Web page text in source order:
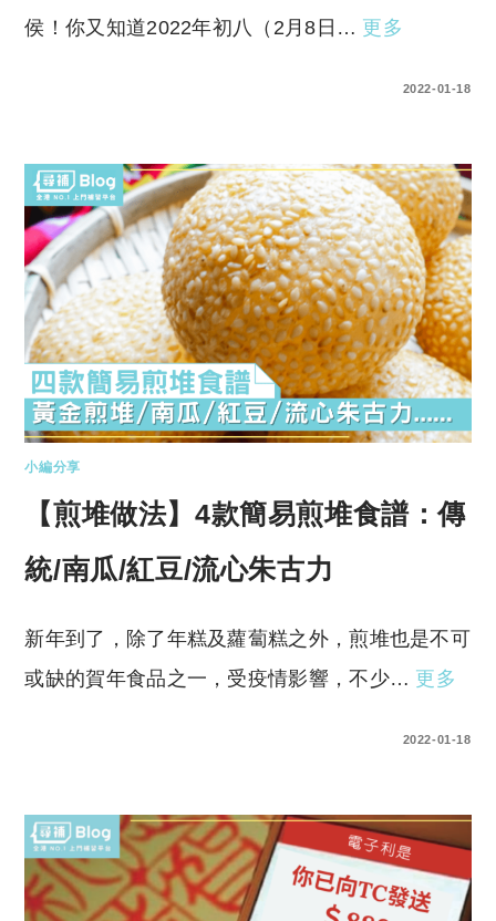
侯！你又知道2022年初八（2月8日… 更多
2022-01-18
小編分享
【煎堆做法】4款簡易煎堆食譜：傳
統/南瓜/紅豆/流心朱古力
新年到了，除了年糕及蘿蔔糕之外，煎堆也是不可
或缺的賀年食品之一，受疫情影響，不少… 更多
2022-01-18